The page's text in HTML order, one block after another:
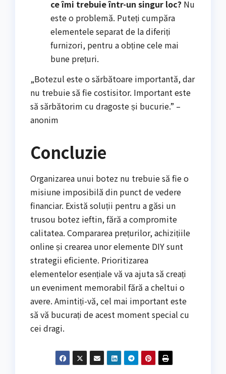
ce îmi trebuie într-un singur loc? Nu
este o problemă. Puteți cumpăra
elementele separat de la diferiți
furnizori, pentru a obține cele mai
bune prețuri.
„Botezul este o sărbătoare importantă, dar
nu trebuie să fie costisitor. Important este
să sărbătorim cu dragoste și bucurie.” –
anonim
Concluzie
Organizarea unui botez nu trebuie să fie o
misiune imposibilă din punct de vedere
financiar. Există soluții pentru a găsi un
trusou botez ieftin, fără a compromite
calitatea. Compararea prețurilor, achizițiile
online și crearea unor elemente DIY sunt
strategii eficiente. Prioritizarea
elementelor esențiale vă va ajuta să creați
un eveniment memorabil fără a cheltui o
avere. Amintiți-vă, cel mai important este
să vă bucurați de acest moment special cu
cei dragi.